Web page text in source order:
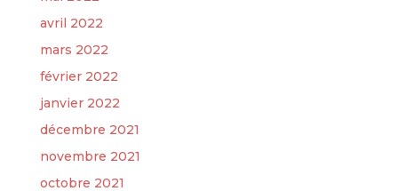
avril 2022
mars 2022
février 2022
janvier 2022
décembre 2021
novembre 2021
octobre 2021